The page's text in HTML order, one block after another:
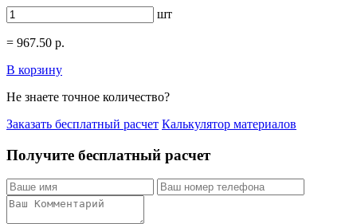
шт
= 967.50 р.
В корзину
Не знаете точное количество?
Заказать бесплатный расчет Калькулятор материалов
Получите бесплатный расчет